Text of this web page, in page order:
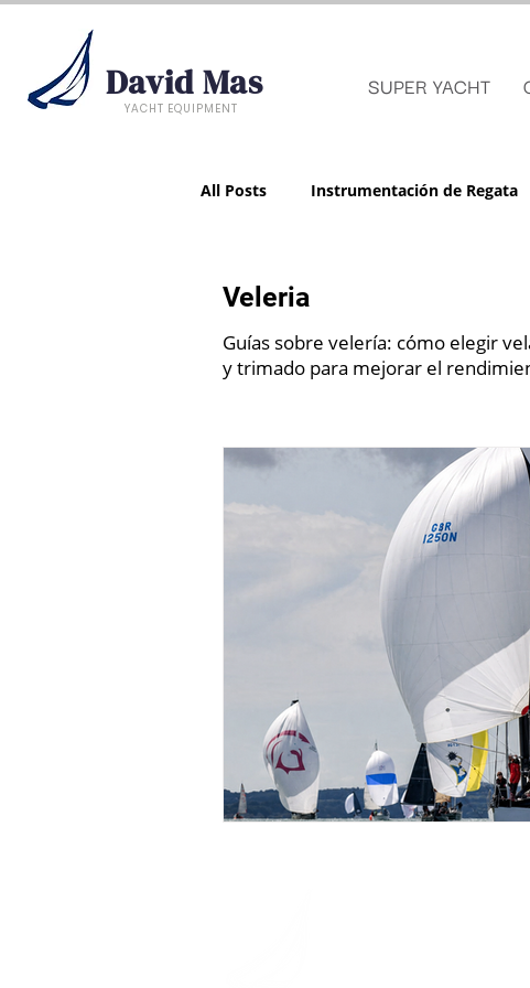
David Mas
YACHT EQUIPMENT
SUPER YACHT
All Posts Instrumentación de Regata
Veleria
Guías sobre velería: cómo elegir
y trimado para mejorar el